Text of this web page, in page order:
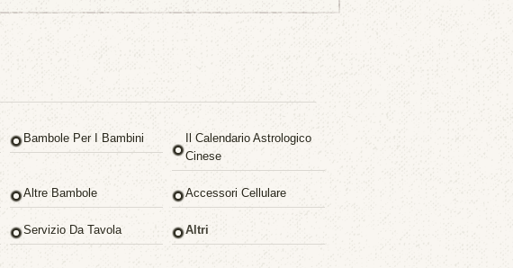
Bambole Per I Bambini
Il Calendario Astrologico
Cinese
Altre Bambole Accessori Cellulare
Servizio Da Tavola Altri